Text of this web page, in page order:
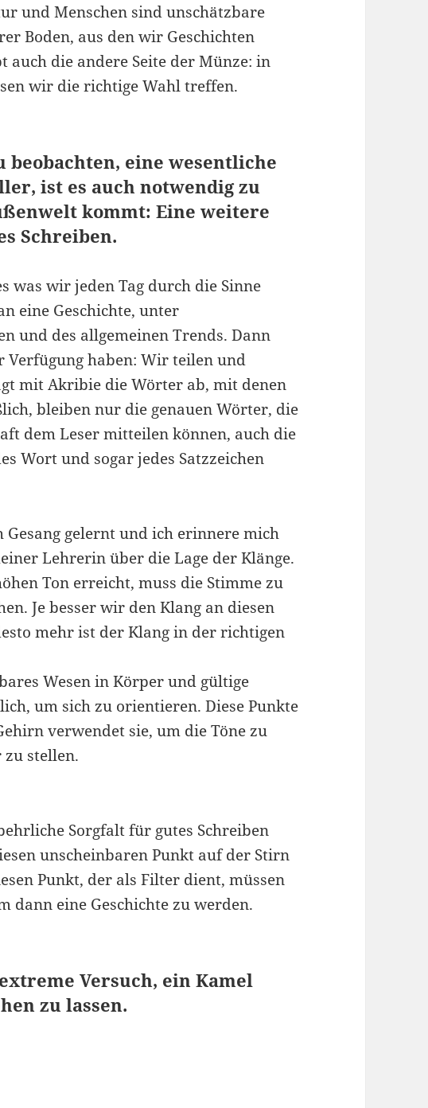
und Menschen sind unschätzbare
Boden, aus den wir Geschichten
auch die andere Seite der Münze: in
wir die richtige Wahl treffen.
beobachten, eine wesentliche
ist es auch notwendig zu
kommt: Eine weitere
Schreiben.
was wir jeden Tag durch die Sinne
eine Geschichte, unter
und des allgemeinen Trends. Dann
haben: Wir teilen und
mit Akribie die Wörter ab, mit denen
bleiben nur die genauen Wörter, die
dem Leser mitteilen können, auch die
Wort und sogar jedes Satzzeichen
gelernt und ich erinnere mich
Lehrerin über die Lage der Klänge.
Ton erreicht, muss die Stimme zu
Je besser wir den Klang an diesen
mehr ist der Klang in der richtigen
Wesen in Körper und gültige
um sich zu orientieren. Diese Punkte
verwendet sie, um die Töne zu
stellen.
Sorgfalt für gutes Schreiben
unscheinbaren Punkt auf der Stirn
Punkt, der als Filter dient, müssen
dann eine Geschichte zu werden.
Versuch, ein Kamel
zu lassen.